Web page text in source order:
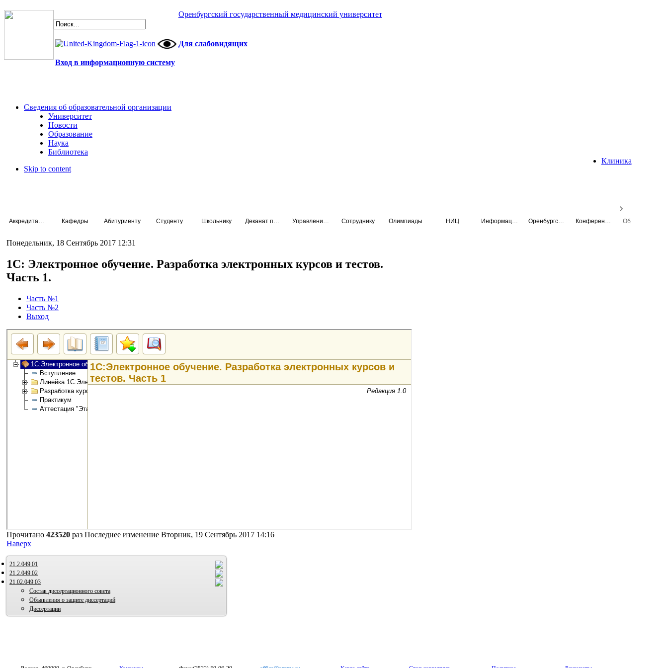
Оренбургский государственный медицинский университет
Для слабовидящих
Вход в информационную систему
Сведения об образовательной организации
Университет
Новости
Образование
Наука
Библиотека
Клиника
Skip to content
Кафедры Абитуриенту Студенту Школьнику Сотруднику Олимпиады НИЦ
Понедельник, 18 Сентябрь 2017 12:31
1С: Электронное обучение. Разработка электронных курсов и тестов.
Часть 1.
Часть №1
Часть №2
Выход
Прочитано 423520 раз Последнее изменение Вторник, 19 Сентябрь 2017 14:16
Наверх
21.2.049.01
21.2.049.02
21.02.049.03
Состав диссертационного совета
Объявления о защите диссертаций
Диссертации